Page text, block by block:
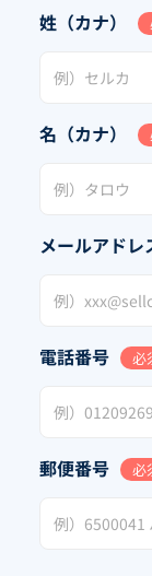
姓（カナ）
名（カナ）
メールアドレ
電話番号 必
郵便番号 必